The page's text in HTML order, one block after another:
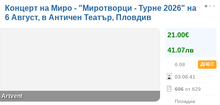
Концерт на Миро - "Миротворци - Турне 2026" на
6 Август, в Античен Театър, Пловдив
21.00€
41.07лв
6.08 ДНЕС
03:06:41
606 от 629
Пловдив
Artvent